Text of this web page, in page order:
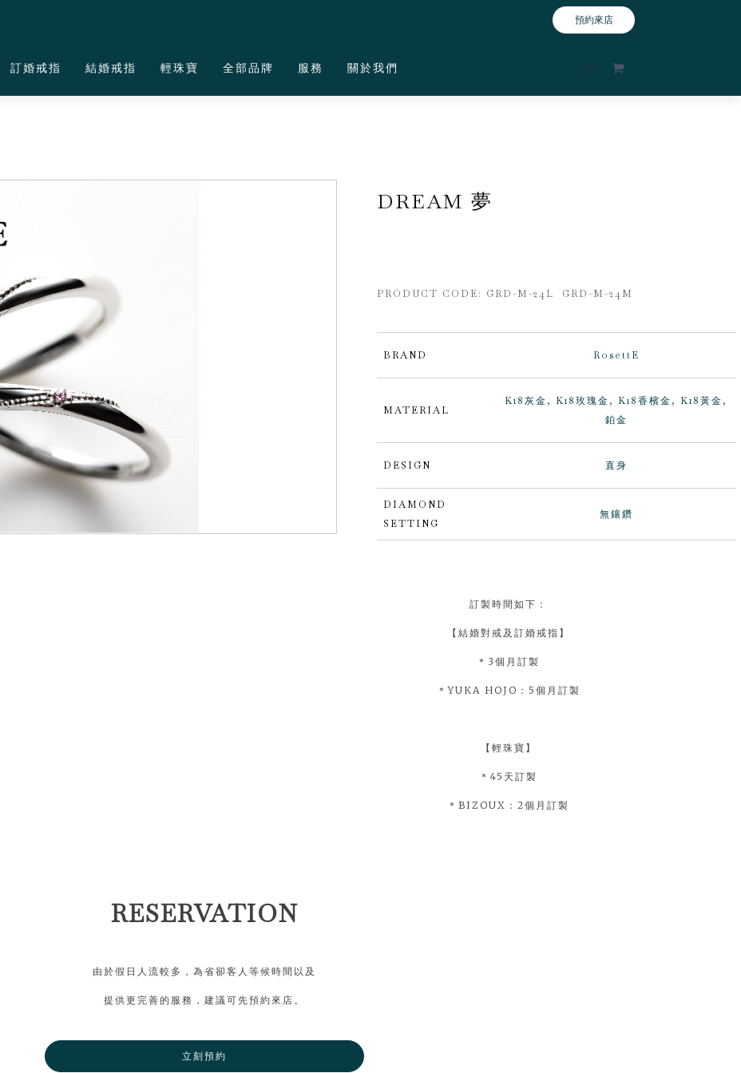
預約來店
訂婚戒指 結婚戒指 輕珠寶 全部品牌 服務 關於我們 $ 0
DREAM 夢
PRODUCT CODE: GRD-M-24L GRD-M-24M
BRAND RosettE
MATERIAL
K18灰金, K18玫瑰金, K18香檳金, K18黃金,
鉑金
DESIGN 直身
DIAMOND
SETTING
無鑲鑽
訂製時間如下：
【結婚對戒及訂婚戒指】
＊3個月訂製
＊YUKA HOJO：5個月訂製
【輕珠寶】
＊45天訂製
＊BIZOUX：2個月訂製
RESERVATION
由於假日人流較多，為省卻客人等候時間以及
提供更完善的服務，建議可先預約來店。
立刻預約